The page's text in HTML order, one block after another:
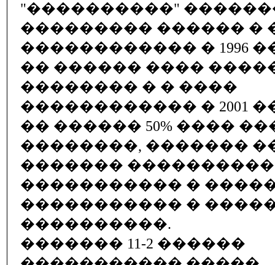
"����������"
��������� ������ �
������������ � 1996 ��
�� ������ ����
�������� � � ����
������������ � 2001 ��
�� ������ 50% ����
��������, �������
�������
����������� �
����������� �
����������.
������� 11-2 ������